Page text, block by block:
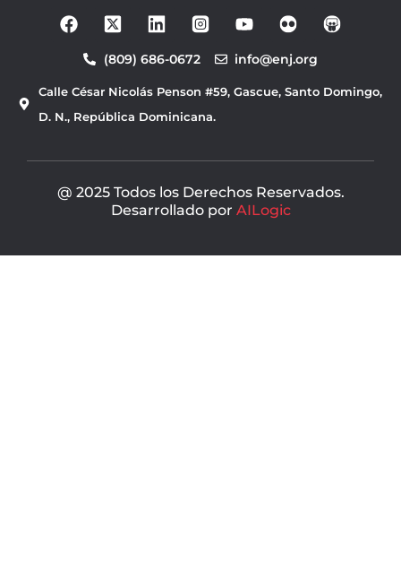
F
a
b
o
o
o
t
b
(809) 686-0672 info@enj.org
Calle César Nicolás Penson #59, Gascue, Santo Domingo,
D. N., República Dominicana.
@ 2025 Todos los Derechos Reservados.
Desarrollado por AILogic